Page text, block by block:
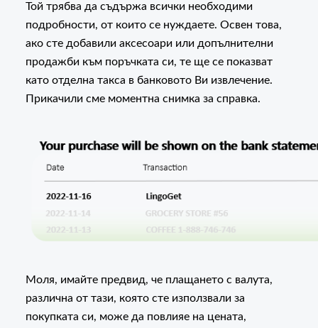
Той трябва да съдържа всички необходими
подробности, от които се нуждаете. Освен това,
ако сте добавили аксесоари или допълнителни
продажби към поръчката си, те ще се показват
като отделна такса в банковото Ви извлечение.
Прикачили сме моментна снимка за справка.
Моля, имайте предвид, че плащането с валута,
различна от тази, която сте използвали за
покупката си, може да повлияе на цената,